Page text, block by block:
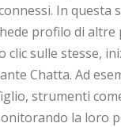
In questa
profilo di
clic sulle stesse,
Chatta. Ad
strumenti
la loro